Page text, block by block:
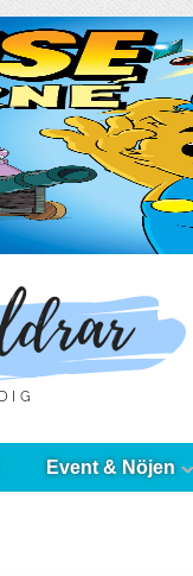
Event & Nöjen